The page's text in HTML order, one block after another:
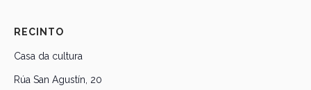
RECINTO
Casa da cultura
Rúa San Agustín, 20